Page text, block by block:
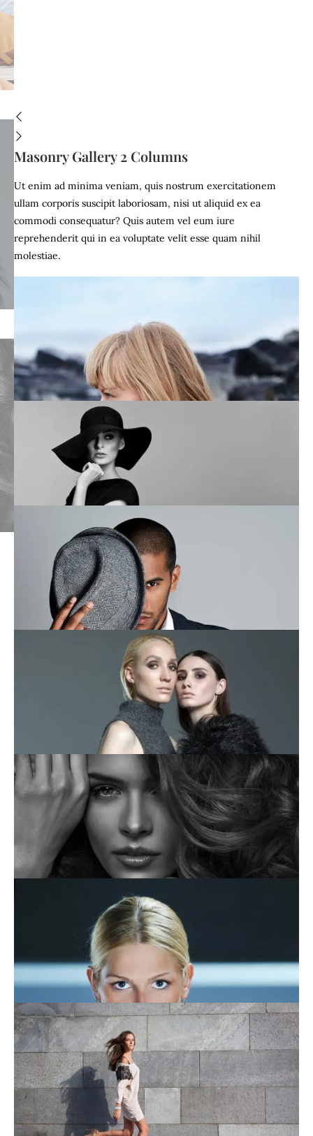
Masonry Gallery 2 Columns
Ut enim ad minima veniam, quis nostrum exercitationem
ullam corporis suscipit laboriosam, nisi ut aliquid ex ea
commodi consequatur? Quis autem vel eum iure
reprehenderit qui in ea voluptate velit esse quam nihil
molestiae.
This is an image caption
This is an image caption
This is an image caption
This is an image caption
At vero eos et accusamus et iusto odio dignissimos ducimus
qui blanditiis praesentium voluptatum deleniti atque corrupti